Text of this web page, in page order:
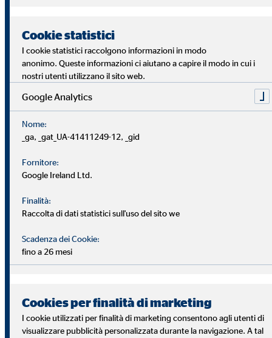
Accresci le tue competenze
Grazie a una solida formazione e a un continuo
aggiornamento, le tue conoscenze specialistiche nel campo
sistematicamente approfondite e sempre aggiornate.
Cookie statistici
I cookie statistici raccolgono informazioni in modo
anonimo. Queste informazioni ci aiutano a capire il modo in cui i
nostri utenti utilizzano il sito web.
Google Analytics
Nome:
_ga, _gat_UA-41411249-12, _gid
Fornitore:
Google Ireland Ltd.
Finalità:
Raccolta di dati statistici sull'uso del sito we
Scadenza dei Cookie:
fino a 26 mesi
Cookies per finalità di marketing
I cookie utilizzati per finalità di marketing consentono agli utenti di
visualizzare pubblicità personalizzata durante la navigazione. A tal